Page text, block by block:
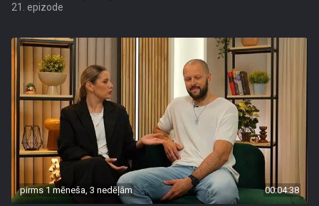
21. epizode
pirms 1 mēneša, 3 nedēļām 00:04:38